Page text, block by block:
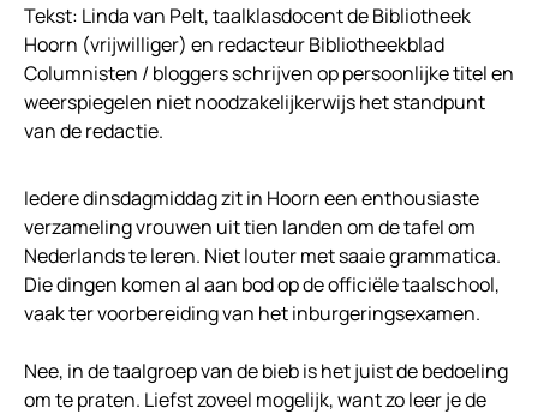
Tekst: Linda van Pelt, taalklasdocent de Bibliotheek
Hoorn (vrijwilliger) en redacteur Bibliotheekblad
Columnisten / bloggers schrijven op persoonlijke titel en
weerspiegelen niet noodzakelijkerwijs het standpunt
van de redactie.
Iedere dinsdagmiddag zit in Hoorn een enthousiaste
verzameling vrouwen uit tien landen om de tafel om
Nederlands te leren. Niet louter met saaie grammatica.
Die dingen komen al aan bod op de officiële taalschool,
vaak ter voorbereiding van het inburgeringsexamen.
Nee, in de taalgroep van de bieb is het juist de bedoeling
om te praten. Liefst zoveel mogelijk, want zo leer je de